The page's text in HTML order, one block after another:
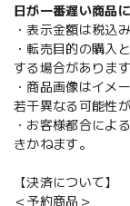
日が一番遅い商品
・表示金額は税込
・転売目的の購入
する場合があります
・商品画像はイメ
若干異なる可能性
・お客様都合によ
きかねます。
【決済について】
＜予約商品＞